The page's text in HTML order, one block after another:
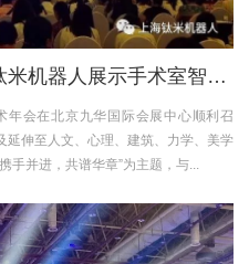
携手并进，共谱华章——钛米机器人展示手术室智慧科技的力量
会在北京九华国际会展中心顺利召
延伸至人文、心理、建筑、力学、美学
手并进，共谱华章”为主题，与...